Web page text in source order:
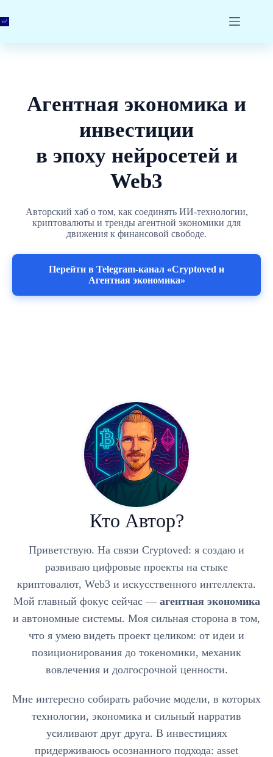
к
сути
Агентная экономика и
инвестиции
в эпоху нейросетей и
Web3
Авторский хаб о том, как соединять ИИ-технологии,
криптовалюты и тренды агентной экономики для
движения к финансовой свободе.
Перейти в Telegram-канал «Cryptoved и
Агентная экономика»
Кто Автор?
Приветствую. На связи Cryptoved: я создаю и
развиваю цифровые проекты на стыке
криптовалют, Web3 и искусственного интеллекта.
Мой главный фокус сейчас — агентная экономика
и автономные системы. Моя сильная сторона в том,
что я умею видеть проект целиком: от идеи и
позиционирования до токеномики, механик
вовлечения и долгосрочной ценности.
Мне интересно собирать рабочие модели, в которых
технологии, экономика и сильный нарратив
усиливают друг друга. В инвестициях
придерживаюсь осознанного подхода: asset